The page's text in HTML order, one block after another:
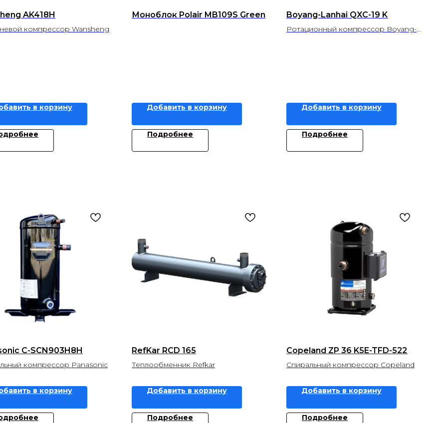
AK418H
компрессор Wansheng
в корзину
Моноблок Polair MB109S Green
Добавить в корзину
Подробнее
Boyang-Lanhai QXC-19 K
Ротационный компрессор Boyang-
Добавить в корзину
Подробнее
C-SCN903H8H
компрессор Panasonic
в корзину
RefKar RCD 165
Теплообменник Refkar
Добавить в корзину
Подробнее
Copeland ZP 36 K5E-TFD-522
Спиральный компрессор Copeland
Добавить в корзину
Подробнее